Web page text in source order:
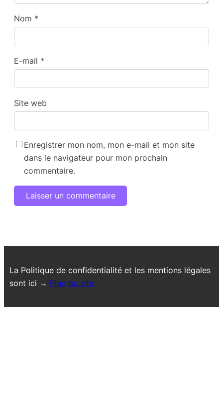
Nom *
E-mail *
Site web
Enregistrer mon nom, mon e-mail et mon site
dans le navigateur pour mon prochain
commentaire.
La Politique de confidentialité et les mentions légales
sont ici → Plan du site